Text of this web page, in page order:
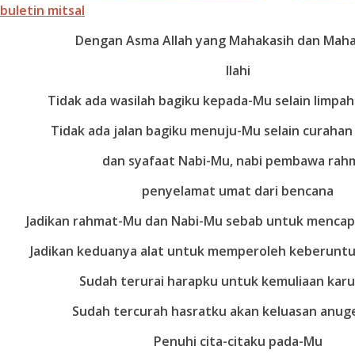
buletin mitsal
Dengan Asma Allah yang Mahakasih dan
Ilahi
Tidak ada wasilah bagiku kepada-Mu selain
Tidak ada jalan bagiku menuju-Mu selain
dan syafaat Nabi-Mu, nabi pembawa
penyelamat umat dari bencana
Jadikan rahmat-Mu dan Nabi-Mu sebab untuk
Jadikan keduanya alat untuk memperoleh
Sudah terurai harapku untuk kemuliaan
Sudah tercurah hasratku akan keluasan
Penuhi cita-citaku pada-Mu